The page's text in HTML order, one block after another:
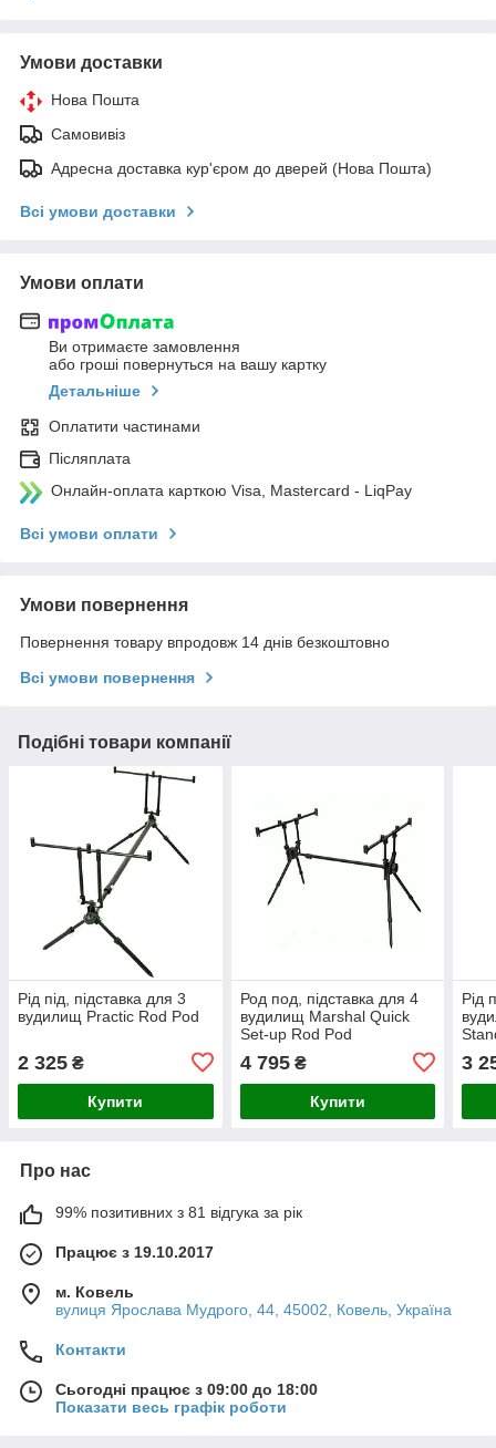
Умови доставки
Нова Пошта
Самовивіз
Адресна доставка кур'єром до дверей (Нова Пошта)
Всі умови доставки
Умови оплати
Ви отримаєте замовлення
або гроші повернуться на вашу картку
Детальніше
Оплатити частинами
Післяплата
Онлайн-оплата карткою Visa, Mastercard - LiqPay
Всі умови оплати
Умови повернення
Повернення товару впродовж 14 днів безкоштовно
Всі умови повернення
Подібні товари компанії
Рід під, підставка для 3
вудилищ Practic Rod Pod
2 325 ₴
Купити
Род под, підставка для 4
вудилищ Marshal Quick
Set-up Rod Pod
4 795₴
Купити
Рід
3
Про нас
99% позитивних з 81 відгука за рік
Працює з 19.10.2017
м. Ковель
вулиця Ярослава Мудрого, 44, 45002, Ковель, Україна
Контакти
Сьогодні працює з 09:00 до 18:00
Показати весь графік роботи